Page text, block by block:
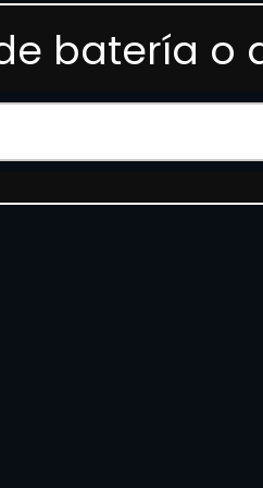
batería o